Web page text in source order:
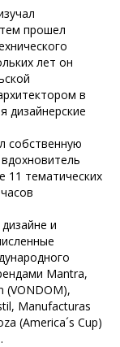
прошел
лет он
в
дизайнерские
собственную
11 тематических
и
Mantra,
(VONDOM),
Manufacturas
(America´s Cup)